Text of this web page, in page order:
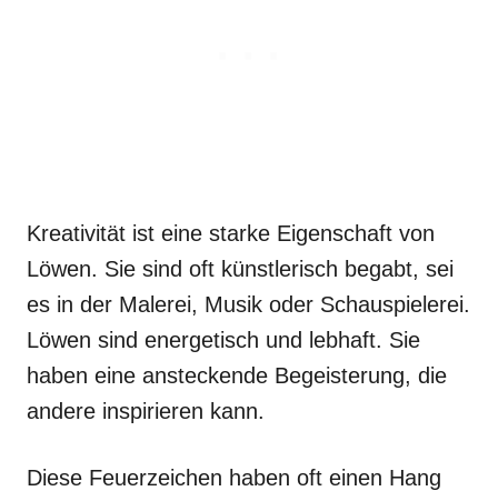
Kreativität ist eine starke Eigenschaft von
Löwen. Sie sind oft künstlerisch begabt, sei
es in der Malerei, Musik oder Schauspielerei.
Löwen sind energetisch und lebhaft. Sie
haben eine ansteckende Begeisterung, die
andere inspirieren kann.
Diese Feuerzeichen haben oft einen Hang